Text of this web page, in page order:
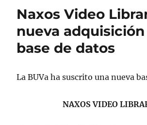
Naxos Video
nueva
base de datos
La BUVa ha suscrito una nueva
NAXOS VIDEO